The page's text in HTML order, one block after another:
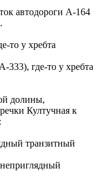
автодороги A-164
333), где-то у хребта
долины,
Култучная к